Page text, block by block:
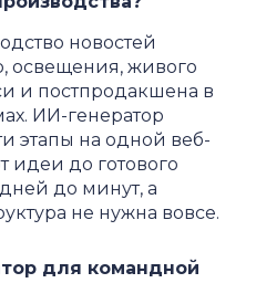
новостей
освещения, живого
и постпродакшена в
ИИ-генератор
этапы на одной веб-
идеи до готового
до минут, а
не нужна вовсе.
для командной